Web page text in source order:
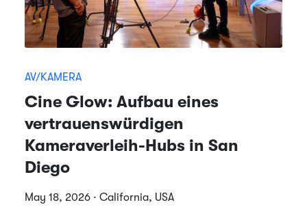
AV/KAMERA
Cine Glow: Aufbau eines
vertrauenswürdigen
Kameraverleih-Hubs in San
Diego
May 18, 2026 · California, USA